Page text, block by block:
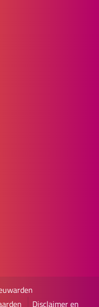
Disclaimer en